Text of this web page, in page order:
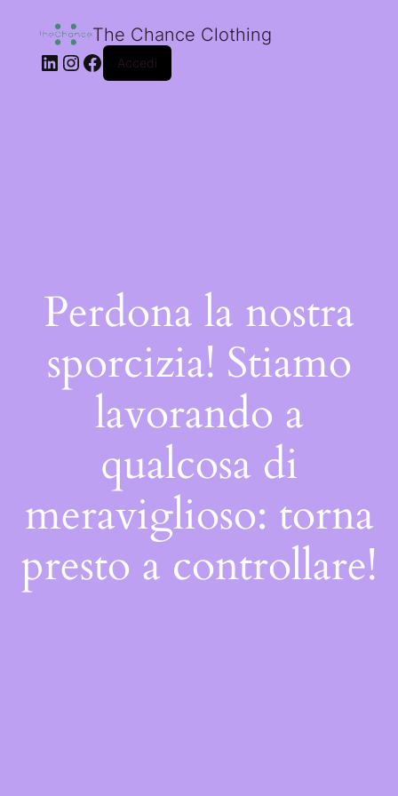
The Chance Clothing
Accedi
Perdona la nostra
sporcizia! Stiamo
lavorando a
qualcosa di
meraviglioso: torna
presto a controllare!